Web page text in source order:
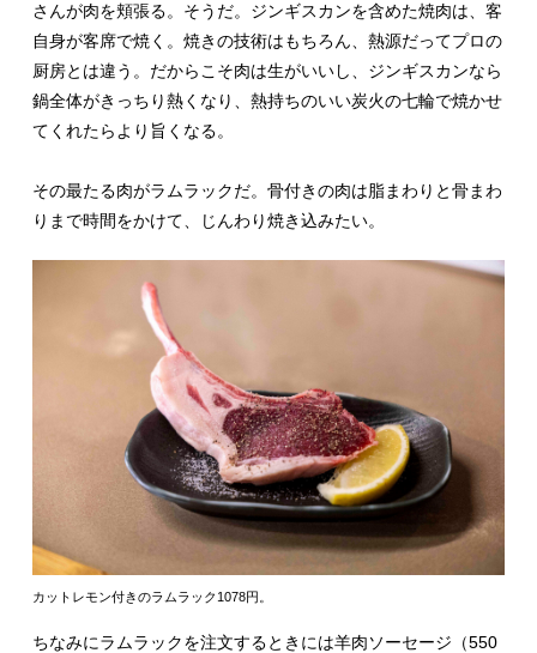
さんが肉を頬張る。そうだ。ジンギスカンを含めた焼肉は、客
自身が客席で焼く。焼きの技術はもちろん、熱源だってプロの
厨房とは違う。だからこそ肉は生がいいし、ジンギスカンなら
鍋全体がきっちり熱くなり、熱持ちのいい炭火の七輪で焼かせ
てくれたらより旨くなる。
その最たる肉がラムラックだ。骨付きの肉は脂まわりと骨まわ
りまで時間をかけて、じんわり焼き込みたい。
カットレモン付きのラムラック1078円。
ちなみにラムラックを注文するときには羊肉ソーセージ（550